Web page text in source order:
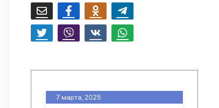
7 марта, 2025